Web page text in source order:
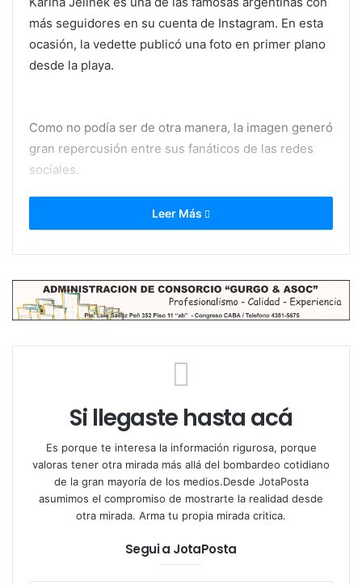
más seguidores en su cuenta de Instagram. En esta
ocasión, la vedette publicó una foto en primer plano
desde la playa.
Como no podía ser de otra manera, la imagen generó
gran repercusión entre sus fanáticos de las redes
sociales.
Leer Más
Si llegaste hasta acá
Es porque te interesa la información rigurosa, porque
valoras tener otra mirada más allá del bombardeo cotidiano
de la gran mayoría de los medios.Desde JotaPosta
asumimos el compromiso de mostrarte la realidad desde
otra mirada. Arma tu propia mirada critica.
Segui a JotaPosta